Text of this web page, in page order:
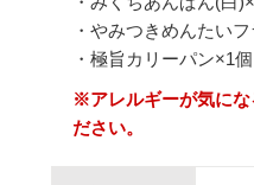
・やみつきめんたい
・極旨カリーパン×1個
※アレルギーが気にな
ださい。